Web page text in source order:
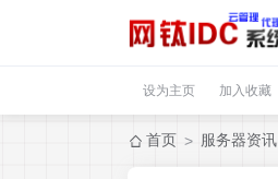
设为主页 加入收藏
首页 > 服务器资讯